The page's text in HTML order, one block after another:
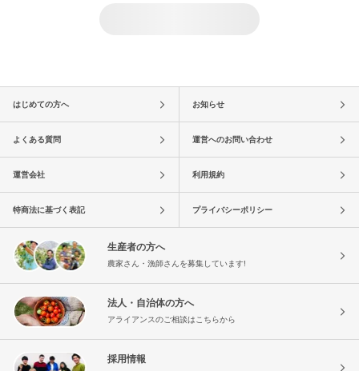
はじめての方へ お知らせ
よくある質問 運営へのお問い合わせ
運営会社 利用規約
特商法に基づく表記 プライバシーポリシー
生産者の方へ
農家さん・漁師さんを募集しています!
法人・自治体の方へ
アライアンスのご相談はこちらから
採用情報